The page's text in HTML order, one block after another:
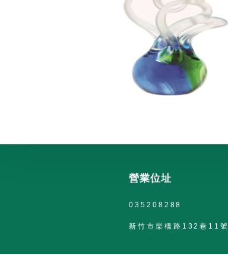
營業位址
035208288
新竹市柴橋路132巷11號